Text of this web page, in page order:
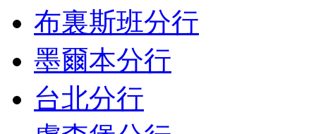
布裏斯班分行
墨爾本分行
台北分行